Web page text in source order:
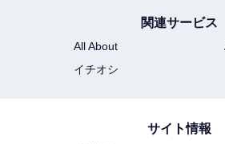
関連サービス
All About
イチオシ
サイト情報